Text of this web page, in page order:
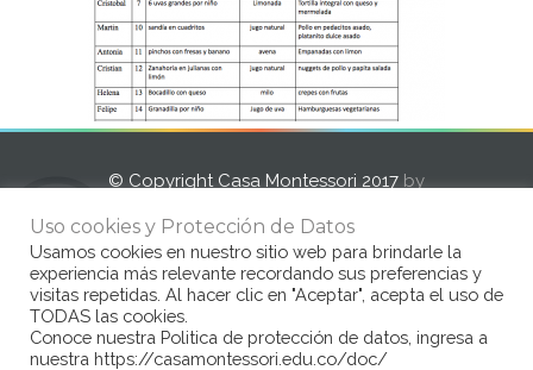
© Copyright Casa Montessori 2017 by
Uso cookies y Protección de Datos
Usamos cookies en nuestro sitio web para brindarle la
experiencia más relevante recordando sus preferencias y
visitas repetidas. Al hacer clic en "Aceptar", acepta el uso de
TODAS las cookies.
Conoce nuestra Politica de protección de datos, ingresa a
nuestra https://casamontessori.edu.co/doc/